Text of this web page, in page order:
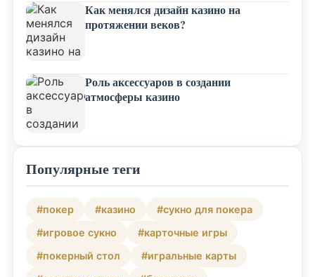
Как менялся дизайн казино на
протяжении веков?
Роль аксессуаров в создании
атмосферы казино
Популярные теги
#покер #казино
#сукно для покера
#игровое сукно
#карточные игры
#покерный стол
#игральные карты